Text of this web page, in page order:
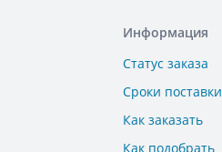
Информация
Статус заказа
Сроки поставки
Как заказать
Как подобрать